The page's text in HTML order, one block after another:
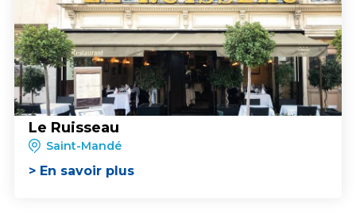
Le Ruisseau
Saint-Mandé
> En savoir plus